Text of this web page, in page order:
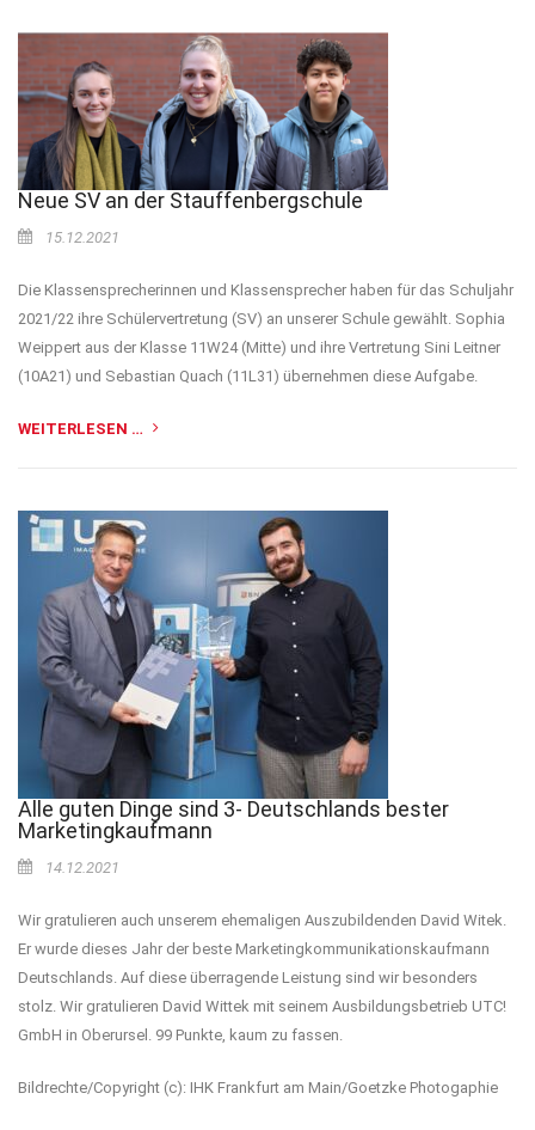
Neue SV an der Stauffenbergschule
15.12.2021
Die Klassensprecherinnen und Klassensprecher haben für das Schuljahr
2021/22 ihre Schülervertretung (SV) an unserer Schule gewählt. Sophia
Weippert aus der Klasse 11W24 (Mitte) und ihre Vertretung Sini Leitner
(10A21) und Sebastian Quach (11L31) übernehmen diese Aufgabe.
WEITERLESEN …
Alle guten Dinge sind 3- Deutschlands bester
Marketingkaufmann
14.12.2021
Wir gratulieren auch unserem ehemaligen Auszubildenden David Witek.
Er wurde dieses Jahr der beste Marketingkommunikationskaufmann
Deutschlands. Auf diese überragende Leistung sind wir besonders
stolz. Wir gratulieren David Wittek mit seinem Ausbildungsbetrieb UTC!
GmbH in Oberursel. 99 Punkte, kaum zu fassen.
Bildrechte/Copyright (c): IHK Frankfurt am Main/Goetzke Photogaphie